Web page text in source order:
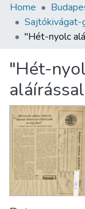
Communities
All of DSpace
About us
Home
"Hét-